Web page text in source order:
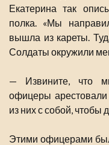
Екатерина так
полка. «Мы
вышла из кареты.
Солдаты окружили
— Извините, что
офицеры
из них с собой, чтобы
Этими офицерами